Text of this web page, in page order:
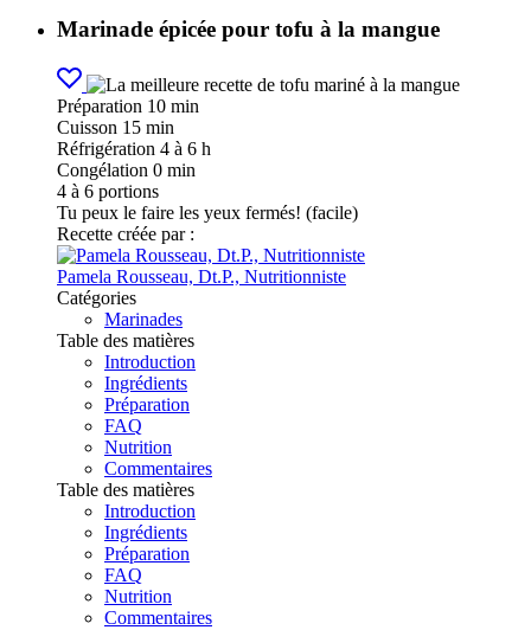
Marinade épicée pour tofu à la mangue
Préparation 10 min
Cuisson 15 min
Réfrigération 4 à 6 h
Congélation 0 min
4 à 6 portions
Tu peux le faire les yeux fermés! (facile)
Recette créée par :
Pamela Rousseau, Dt.P., Nutritionniste
Catégories
Marinades
Table des matières
Introduction
Ingrédients
Préparation
FAQ
Nutrition
Commentaires
Table des matières
Introduction
Ingrédients
Préparation
FAQ
Nutrition
Commentaires